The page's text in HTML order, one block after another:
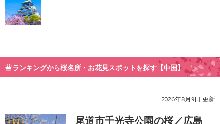
ランキングから桜名所・お花見スポットを探す【中国】
2026年8月9日 更新
尾道市千光寺公園の桜／広島